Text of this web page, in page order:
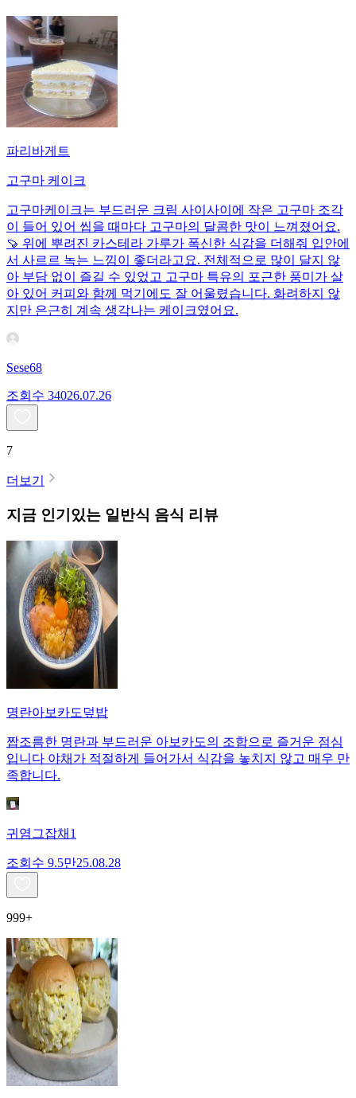
파리바게트
고구마 케이크
고구마케이크는 부드러운 크림 사이사이에 작은 고구마 조각
이 들어 있어 씹을 때마다 고구마의 달콤한 맛이 느껴졌어요.
🍠 위에 뿌려진 카스테라 가루가 폭신한 식감을 더해줘 입안에
서 사르르 녹는 느낌이 좋더라고요. 전체적으로 많이 달지 않
아 부담 없이 즐길 수 있었고 고구마 특유의 포근한 풍미가 살
아 있어 커피와 함께 먹기에도 잘 어울렸습니다. 화려하지 않
지만 은근히 계속 생각나는 케이크였어요.
Sese68
조회수 34026.07.26
7
더보기
지금 인기있는 일반식 음식 리뷰
명란아보카도덮밥
짭조름한 명란과 부드러운 아보카도의 조합으로 즐거운 점심
입니다 야채가 적절하게 들어가서 식감을 놓치지 않고 매우 만
족합니다.
귀염그잡채1
조회수 9.5만25.08.28
999+